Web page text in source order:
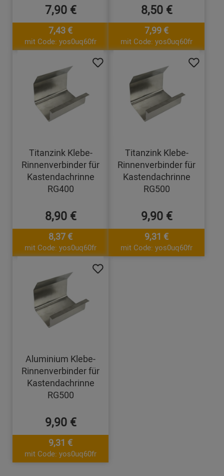
7,90 €
7,43 €
mit Code: yos0uq60fr
8,50 €
7,99 €
mit Code: yos0uq60fr
Titanzink Klebe-
Rinnenverbinder für
Kastendachrinne
RG400
8,90 €
8,37 €
mit Code: yos0uq60fr
Titanzink Klebe-
Rinnenverbinder für
Kastendachrinne
RG500
9,90 €
9,31 €
mit Code: yos0uq60fr
Aluminium Klebe-
Rinnenverbinder für
Kastendachrinne
RG500
9,90 €
9,31 €
mit Code: yos0uq60fr